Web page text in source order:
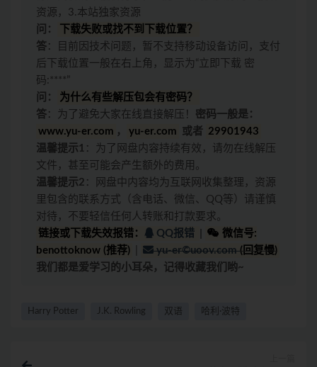
资源，3.本站独家资源
问：
下载失败或找不到下载位置？
答 ：目前因技术问题，暂不支持移动设备访问，支付
后下载位置一般在右上角，显示为“立即下载 密
码:****”
问：
为什么有些解压包会有密码？
答 ：为了避免大家在线直接解压！ 密码一般是：
www.yu-er.com ， yu-er.com 或者 29901943
温馨提示1 ：为了网盘内容持续有效，请勿在线解压
文件，甚至可能会产生额外的费用。
温馨提示2 ：网盘中内容均为互联网收集整理，资源
里包含的联系方式（含电话、微信、QQ等）请谨慎
对待，不要轻信任何人转账和打款要求。
链接或下载失效报错：
QQ报错
微信号:
benottoknow (推荐)
yu-er©uoov.com(回复慢)
我们都是爱学习的小耳朵，记得收藏我们哟~
Harry Potter J.K. Rowling 双语 哈利·波特